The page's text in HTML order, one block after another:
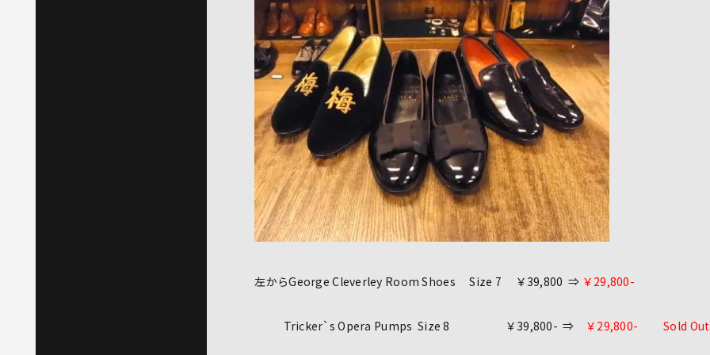
左からGeorge Cleverley Room Shoes Size 7 ￥39,800 ⇒ ￥29,800-
Tricker`s Opera Pumps Size 8 ￥39,800- ⇒ ￥29,800- Sold